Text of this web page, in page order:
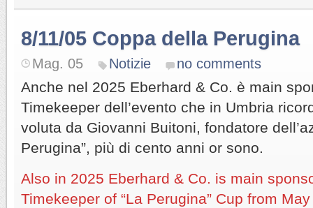
8/11/05 Coppa della Perugina
Mag. 05 Notizie no comments
Anche nel 2025 Eberhard & Co. è main
Timekeeper dell’evento che in Umbria
voluta da Giovanni Buitoni, fondatore
Perugina”, più di cento anni or sono.
Also in 2025 Eberhard & Co. is main
Timekeeper of “La Perugina” Cup from